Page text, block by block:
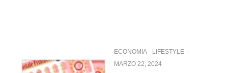
ECONOMIA LIFESTYLE ·
MARZO 22, 2024